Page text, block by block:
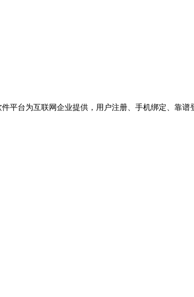
平台为互联网企业提供，用户注册、手机绑定、靠